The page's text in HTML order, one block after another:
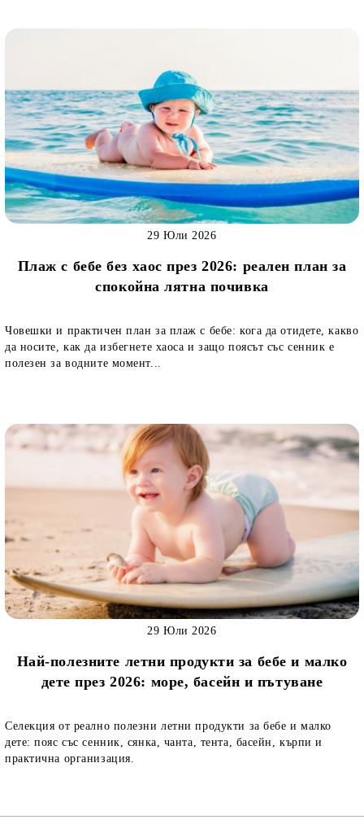
Плаж с бебе без хаос през 2026: реален план за
спокойна лятна почивка
29 Юли 2026
Човешки и практичен план за плаж с бебе: кога да отидете, какво
да носите, как да избегнете хаоса и защо поясът със сенник е
полезен за водните момент...
Най-полезните летни продукти за бебе и малко
дете през 2026: море, басейн и пътуване
29 Юли 2026
Селекция от реално полезни летни продукти за бебе и малко
дете: пояс със сенник, сянка, чанта, тента, басейн, кърпи и
практична организация.